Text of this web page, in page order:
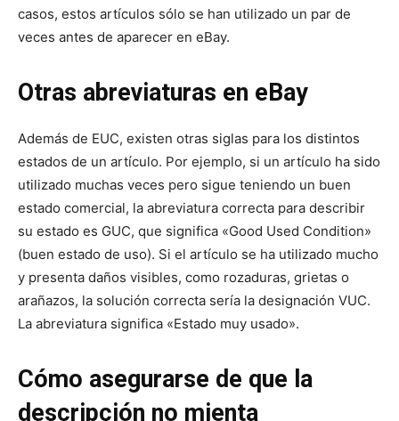
casos, estos artículos sólo se han utilizado un par de
veces antes de aparecer en eBay.
Otras abreviaturas en eBay
Además de EUC, existen otras siglas para los distintos
estados de un artículo. Por ejemplo, si un artículo ha sido
utilizado muchas veces pero sigue teniendo un buen
estado comercial, la abreviatura correcta para describir
su estado es GUC, que significa «Good Used Condition»
(buen estado de uso). Si el artículo se ha utilizado mucho
y presenta daños visibles, como rozaduras, grietas o
arañazos, la solución correcta sería la designación VUC.
La abreviatura significa «Estado muy usado».
Cómo asegurarse de que la
descripción no mienta